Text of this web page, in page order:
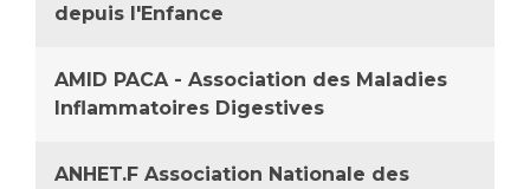
depuis l'Enfance
AMID PACA - Association des Maladies
Inflammatoires Digestives
ANHET.F Association Nationale des